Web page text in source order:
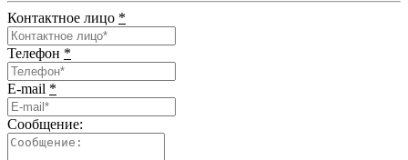
Контактное лицо *
Телефон *
E-mail *
Сообщение: